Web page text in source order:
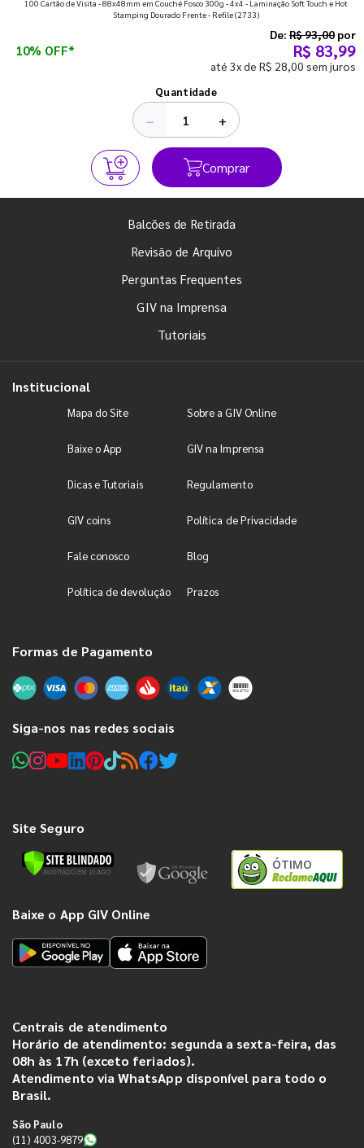
que fazem toda diferença para começar o segundo
100 Cartão de Visita - 88x48mm em Couché Fosco 300g - 4x4 - Laminação Soft Touch e Hot
Stamping Dourado Frente - Refile(2733)
10% OFF*
De: R$ 93,00 por
R$ 83,99
até 3x de R$ 28,00 sem juros
Quantidade
− +
Comprar
Balcões de Retirada
Revisão de Arquivo
Perguntas Frequentes
GIV na Imprensa
Tutoriais
Institucional
Mapa do Site Sobre a GIV Online
Baixe o App GIV na Imprensa
Dicas e Tutoriais Regulamento
GIV coins Política de Privacidade
Fale conosco Blog
Política de devolução Prazos
Formas de Pagamento
Siga-nos nas redes sociais
Site Seguro
ÓTIMO
Baixe o App GIV Online
Centrais de atendimento
Horário de atendimento: segunda a sexta-feira, das
08h às 17h (exceto feriados).
Atendimento via WhatsApp disponível para todo o
Brasil.
São Paulo
(11) 4003-9879